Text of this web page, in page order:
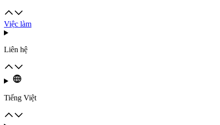
Việc làm
Liên hệ
Tiếng Việt